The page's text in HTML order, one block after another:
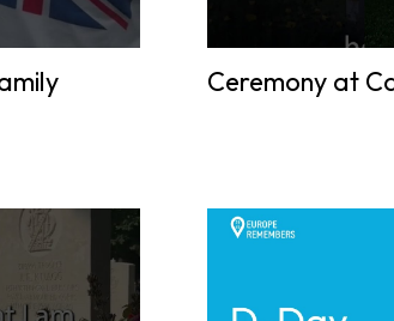
Ceremony at